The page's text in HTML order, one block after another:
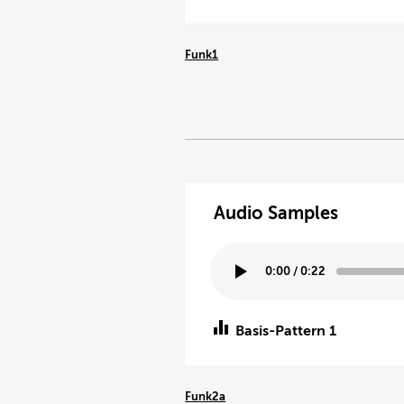
Funk1
Audio Samples
0:00 / 0:22
Basis-Pattern 1
Funk2a